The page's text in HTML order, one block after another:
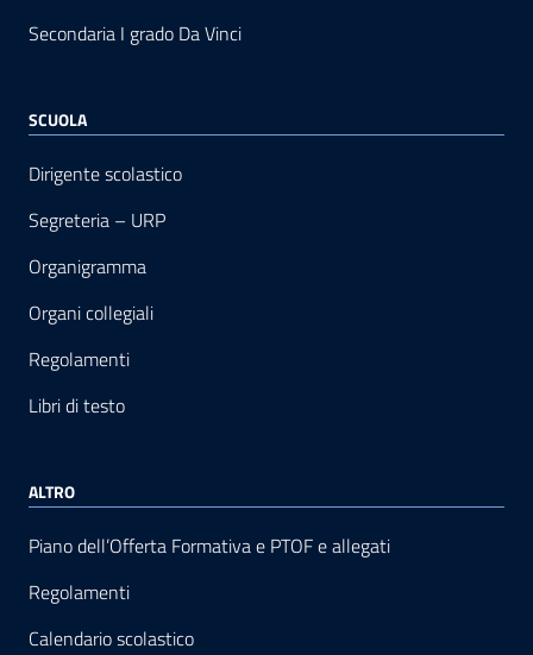
Secondaria I grado Da Vinci
SCUOLA
Dirigente scolastico
Segreteria – URP
Organigramma
Organi collegiali
Regolamenti
Libri di testo
ALTRO
Piano dell’Offerta Formativa e PTOF e allegati
Regolamenti
Calendario scolastico